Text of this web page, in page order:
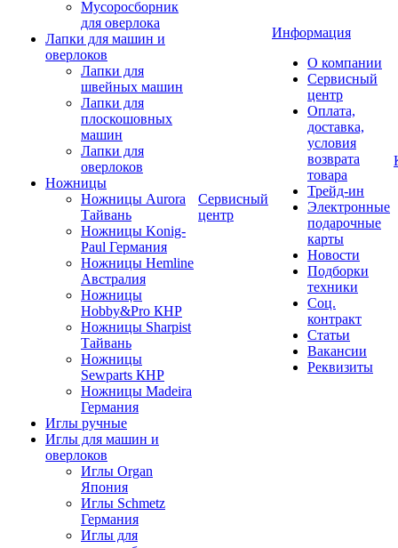
Мусоросборник
для оверлока
Лапки для машин и
оверлоков
Лапки для
швейных машин
Лапки для
плоскошовных
машин
Лапки для
оверлоков
Ножницы
Ножницы Aurora
Тайвань
Ножницы Konig-
Paul Германия
Ножницы Hemline
Австралия
Ножницы
Hobby&Pro КНР
Ножницы Sharpist
Тайвань
Ножницы
Sewparts КНР
Ножницы Madeira
Германия
Иглы ручные
Иглы для машин и
оверлоков
Иглы Organ
Япония
Иглы Schmetz
Германия
Иглы для
Сервисный
центр
Информация
О компании
Сервисный
центр
Оплата,
доставка,
условия
возврата
товара
Трейд-ин
Электронные
подарочные
карты
Новости
Подборки
техники
Соц.
контракт
Статьи
Вакансии
Реквизиты